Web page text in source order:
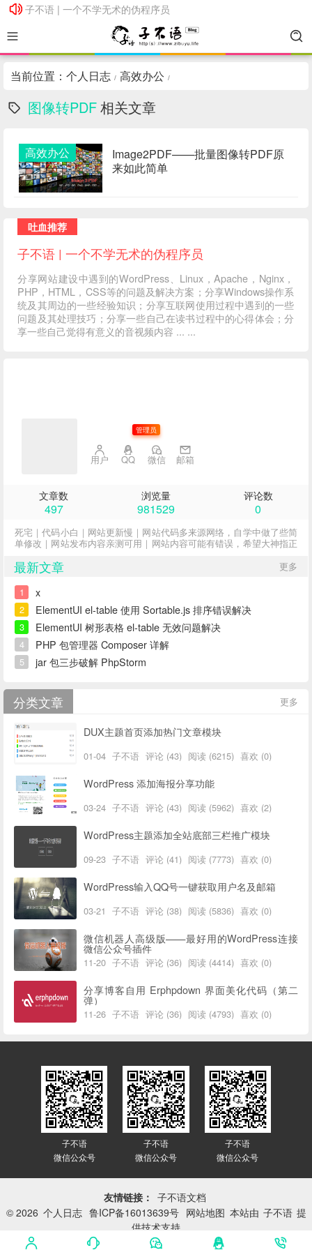
子不语 | 一个不学无术的伪程序员
子不语 | 一个不学无术的伪程序员
当前位置： 个人日志 / 高效办公 /
图像转PDF相关文章
高效办公
Image2PDF——批量图像转PDF原
来如此简单
吐血推荐
子不语 | 一个不学无术的伪程序员
分享网站建设中遇到的WordPress、Linux，Apache，Nginx，
PHP，HTML，CSS等的问题及解决方案；分享Windows操作系
统及其周边的一些经验知识；分享互联网使用过程中遇到的一些
问题及其处理技巧；分享一些自己在读书过程中的心得体会；分
享一些自己觉得有意义的音视频内容 ... ...
管理员
用户 QQ 微信 邮箱
文章数
497
浏览量
981529
评论数
0
死宅｜代码小白｜网站更新慢｜网站代码多来源网络，自学中做了些简
单修改｜网站发布内容亲测可用｜网站内容可能有错误，希望大神指正
更多
最新文章
1 x
2 ElementUI el-table 使用 Sortable.js 排序错误解决
3 ElementUI 树形表格 el-table 无效问题解决
4 PHP 包管理器 Composer 详解
5 jar 包三步破解 PhpStorm
更多
分类文章
DUX主题首页添加热门文章模块
01-04 子不语 评论 (43) 阅读 (6215) 喜欢 (0)
WordPress 添加海报分享功能
03-24 子不语 评论 (43) 阅读 (5962) 喜欢 (2)
WordPress主题添加全站底部三栏推广模块
09-23 子不语 评论 (41) 阅读 (7773) 喜欢 (0)
WordPress输入QQ号一键获取用户名及邮箱
03-21 子不语 评论 (38) 阅读 (5836) 喜欢 (0)
微信机器人高级版——最好用的WordPress连接
微信公众号插件
11-20 子不语 评论 (36) 阅读 (4414) 喜欢 (0)
分享博客自用 Erphpdown 界面美化代码（第二
弹）
11-26 子不语 评论 (36) 阅读 (4793) 喜欢 (0)
子不语
微信公众号
子不语
微信公众号
子不语
微信公众号
友情链接： 子不语文档
© 2026 个人日志 鲁ICP备16013639号 网站地图 本站由 子不语 提
供技术支持
网站已平稳运行：
3416天 8小时 31分 40秒